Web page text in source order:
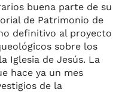
buena parte de su
de Patrimonio de
definitivo al proyecto
sobre los
Iglesia de Jesús. La
hace ya un mes
de la